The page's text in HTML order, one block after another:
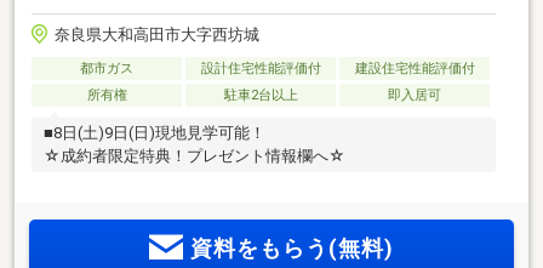
奈良県大和高田市大字西坊城
都市ガス 設計住宅性能評価付
建設住宅性能評価付
所有権
駐車2台以上 即入居可
■8日(土)9日(日)現地見学可能！
☆成約者限定特典！プレゼント情報欄へ☆
資料をもらう(無料)